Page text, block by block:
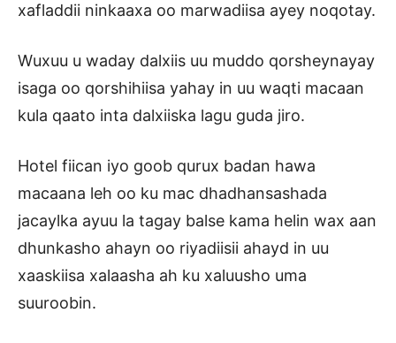
xafladdii ninkaaxa oo marwadiisa ayey noqotay.
Wuxuu u waday dalxiis uu muddo qorsheynayay
isaga oo qorshihiisa yahay in uu waqti macaan
kula qaato inta dalxiiska lagu guda jiro.
Hotel fiican iyo goob qurux badan hawa
macaana leh oo ku mac dhadhansashada
jacaylka ayuu la tagay balse kama helin wax aan
dhunkasho ahayn oo riyadiisii ahayd in uu
xaaskiisa xalaasha ah ku xaluusho uma
suuroobin.